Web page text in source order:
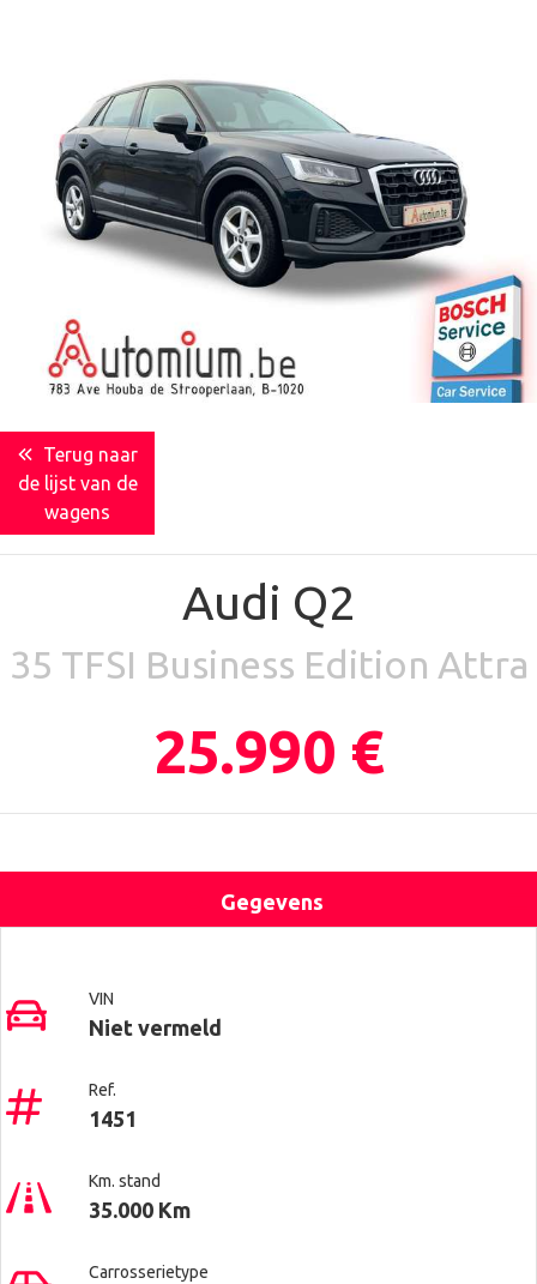
Terug naar
de lijst van de
wagens
Audi Q2
35 TFSI Business Edition Attra
25.990 €
Gegevens
VIN
Niet vermeld
Ref.
1451
Km. stand
35.000 Km
Carrosserietype